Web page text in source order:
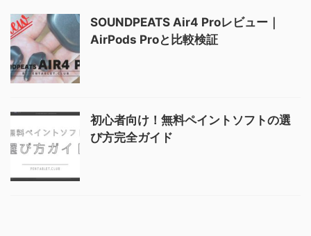
SOUNDPEATS Air4 Proレビュー｜
AirPods Proと比較検証
初心者向け！無料ペイントソフトの選
び方完全ガイド